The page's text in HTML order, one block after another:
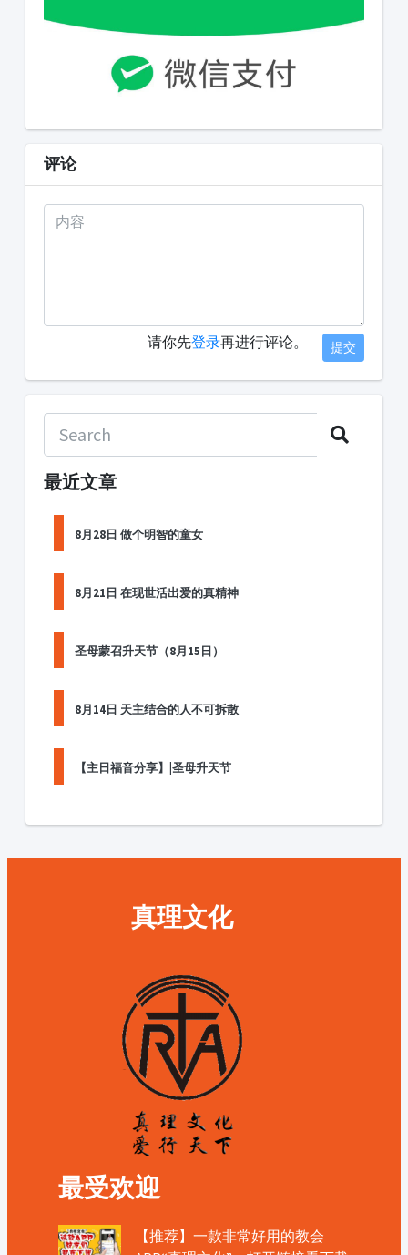
评论
请你先登录再进行评论。 提交
最近文章
8月28日 做个明智的童女
8月21日 在现世活出爱的真精神
圣母蒙召升天节（8月15日）
8月14日 天主结合的人不可拆散
【主日福音分享】|圣母升天节
真理文化
最受欢迎
【推荐】一款非常好用的教会